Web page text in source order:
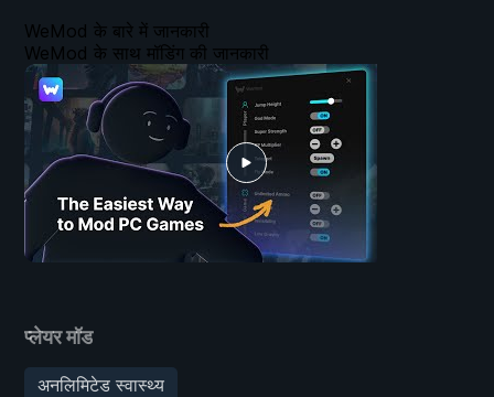
प्लेयर मॉड
अनलिमिटेड स्वास्थ्य
WeMod के बारे में जानकारी
WeMod के साथ मॉडिंग की जानकारी